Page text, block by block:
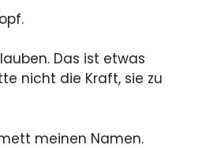
Das ist etwas
nicht die Kraft, sie zu
meinen Namen.